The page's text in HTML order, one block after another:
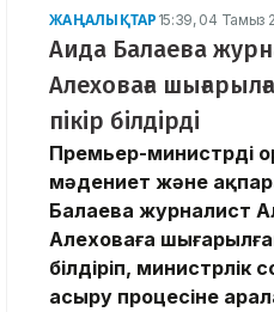
ЖАҢАЛЫҚТАР 15:39, 04 Тамыз
Аида Балаева
Алеховаға
пікір білдірді
Премьер-министрдің
мәдениет және
Балаева журналист
Алеховаға
білдіріп, министрлік
асыру процесіне